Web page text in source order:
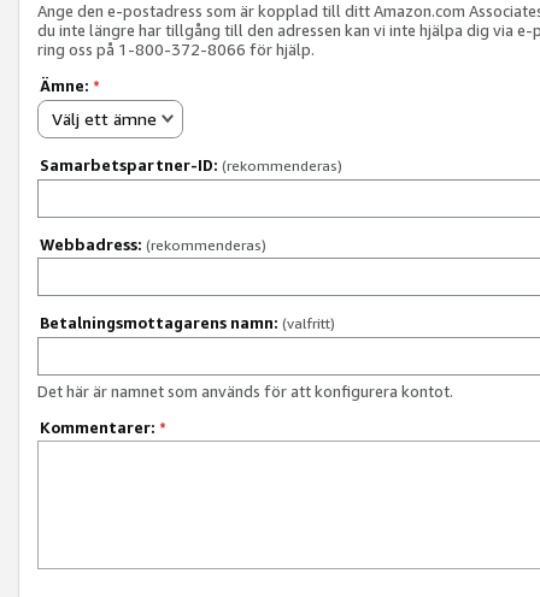
Ange den e-postadress som är kopplad till ditt Amazon.com
du inte längre har tillgång till den adressen kan vi inte hjälpa dig via e-
ring oss på 1-800-372-8066 för hjälp.
Ämne: *
Välj ett ämne
Samarbetspartner-ID: (rekommenderas)
Webbadress: (rekommenderas)
Betalningsmottagarens namn: (valfritt)
Det här är namnet som används för att konfigurera kontot.
Kommentarer: *